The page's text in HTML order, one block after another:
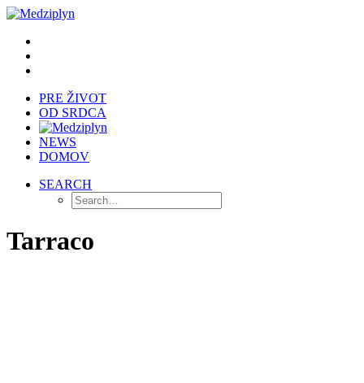
PRE ŽIVOT
OD SRDCA
NEWS
DOMOV
SEARCH
Tarraco